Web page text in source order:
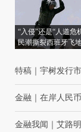
“入侵”还是“人道危
民潮撕裂西班牙飞
特稿 宇树发行
金融 在岸人民
金融我闻 艾路